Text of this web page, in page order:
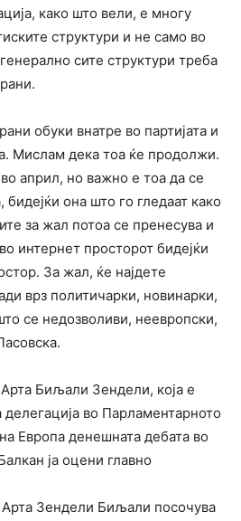
како што вели, е многу
структури и не само во
сите структури треба
обуки внатре во партијата и
Мислам дека тоа ќе продолжи.
април, но важно е тоа да се
бидејќи она што го гледаат како
за жал потоа се пренесува и
интернет просторот бидејќи
За жал, ќе најдете
врз политичарки, новинарки,
се недозволиви, неевропски,
Биљали Зендели, која е
во Парламентарното
Европа денешната дебата во
ја оцени главно
Зендели Биљали посочува